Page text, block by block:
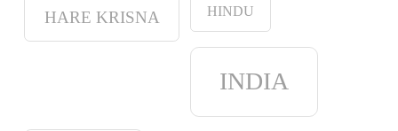
HARE KRISNA HINDU
INDIA